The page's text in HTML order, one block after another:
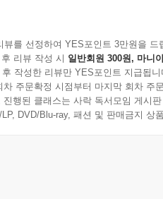
뷰를 선정하여 YES포인트 3만원을 드
리뷰 작성 시 일반회원 300원, 마니
작성한 리뷰만 YES포인트 지급됩니
차 주문확정 시점부터 마지막 회차 주
진행된 클래스는 사락 독서모임 게시
DVD/Blu-ray, 패션 및 판매금지 상